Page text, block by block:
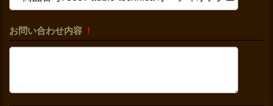
お問い合わせ内容 !